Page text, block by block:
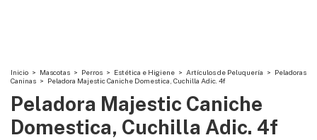
Inicio > Mascotas > Perros > Estética e Higiene > Artículos de Peluquería > Peladoras
Caninas > Peladora Majestic Caniche Domestica, Cuchilla Adic. 4f
Peladora Majestic Caniche
Domestica, Cuchilla Adic. 4f